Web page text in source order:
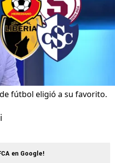
fútbol eligió a su favorito.
en Google!